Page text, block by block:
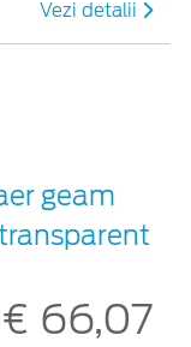
Vezi detalii
geam
€ 66,07